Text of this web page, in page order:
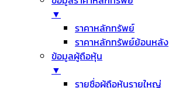
▼
ราคาหลักทรัพย์
ราคาหลักทรัพย์ย้อนหลัง
ข้อมูลผู้ถือหุ้น
▼
รายชื่อผู้ถือหุ้นรายใหญ่